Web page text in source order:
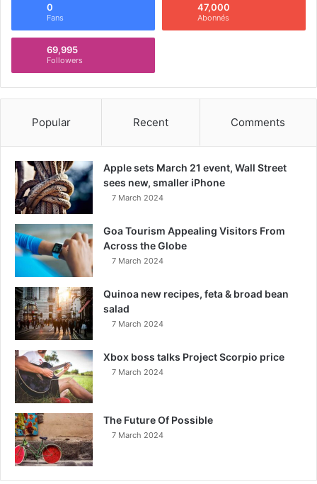
0
Fans
47,000
Abonnés
69,995
Followers
Popular Recent Comments
Apple sets March 21 event, Wall Street
sees new, smaller iPhone
7 March 2024
Goa Tourism Appealing Visitors From
Across the Globe
7 March 2024
Quinoa new recipes, feta & broad bean
salad
7 March 2024
Xbox boss talks Project Scorpio price
7 March 2024
The Future Of Possible
7 March 2024